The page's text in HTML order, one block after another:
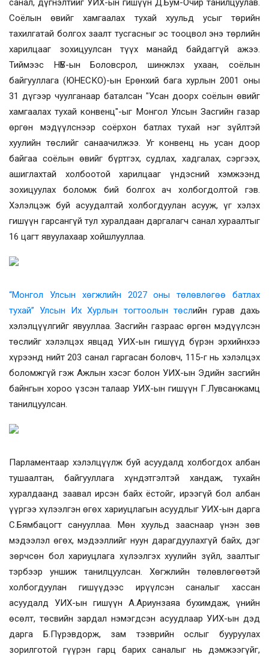
санал, дүгнэлтийг УИХ-ын гишүүн Д.Бум-Очир танилцуулав.
Соёлын өвийг хамгаалах тухай хуульд усыг төрийн
тахилгатай болгох заалт тусгасныг эс тооцвол энэ төрлийн
харилцааг зохицуулсан түүх манайд байдаггүй ажээ.
Тиймээс НҮБ-ынБоловсрол, шинжлэх ухаан, соёлын
байгууллага (ЮНЕСКО)-ын Ерөнхий бага хурлын 2001 оны
31 дүгээр чуулганаар баталсан "Усан доорх соёлын өвийг
хамгаалах тухай конвенц"-ыг Монгол Улсын Засгийн газар
өргөн мэдүүлснээр соёрхон батлах тухай нэг зүйлтэй
хуулийн төслийг санаачилжээ. Уг конвенц нь усан доор
байгаа соёлын өвийг бүртгэх, судлах, хадгалах, сэргээх,
ашиглахтай холбоотой харилцааг үндэсний хэмжээнд
зохицуулах боломж бий болгох ач холбогдолтой гэв.
Хэлэлцэж буй асуудалтай холбогдуулан асууж, үг хэлэх
гишүүн гарсангүй тул хуралдаан даргалагч санал хураалтыг
16 цагт явуулахаар хойшлууллаа.
“Монгол Улсын хөгжлийн 2027 оны төлөвлөгөө батлах
тухай” Улсын Их Хурлын тогтоолын төслийн гурав дахь
хэлэлцүүлгийг явууллаа. Засгийн газраас өргөн мэдүүлсэн
төслийг хэлэлцэх явцад УИХ-ын гишүүд бүрэн эрхийнхээ
хүрээнд нийт 203 санал гаргасан боловч, 115-г нь хэлэлцэх
боломжгүй гэж Ажлын хэсэг болон УИХ-ын Эдийн засгийн
байнгын хороо үзсэн талаар УИХ-ын гишүүн Г.Лувсанжамц
танилцуулсан.
Парламентаар хэлэлцүүлж буй асуудалд холбогдох албан
тушаалтан, байгууллага хүндэтгэлтэй хандаж, тухайн
хуралдаанд заавал ирсэн байх ёстойг, ирээгүй бол албан
үүргээ хүлээлгэн өгөх хариуцлагын асуудлыг УИХ-ын дарга
С.Бямбацогт санууллаа. Мөн хуульд зааснаар үнэн зөв
мэдээлэл өгөх, мэдээллийг нуун дарагдуулахгүй байх, дэг
зөрчсөн бол хариуцлага хүлээлгэх хуулийн зүйл, заалтыг
тэрбээр уншиж танилцуулсан. Хөгжлийн төлөвлөгөөтэй
холбогдуулан гишүүдээс ирүүлсэн саналыг хассан
асуудалд УИХ-ын гишүүн А.Ариунзаяа бухимдаж, үнийн
өсөлт, төсвийн зардал нэмэгдсэн асуудлаар УИХ-ын дэд
дарга Б.Пүрэвдорж, зам тээврийн ослыг бууруулах
зорилготой гүүрэн гарц барих саналыг нь дэмжээгүйг,